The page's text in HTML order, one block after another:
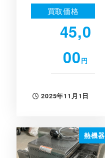
買取価格
45,0
00円
投稿日
2025年11月1日
熱機器